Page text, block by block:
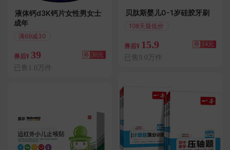
液体钙d3K钙片女性男女士
成年
满69减30
券后¥ 39 券 30元
已售1.0万件
贝肽斯婴儿0-1岁硅胶牙刷
108天最低价
券后¥ 15.9 券 14元
已售9.0万件